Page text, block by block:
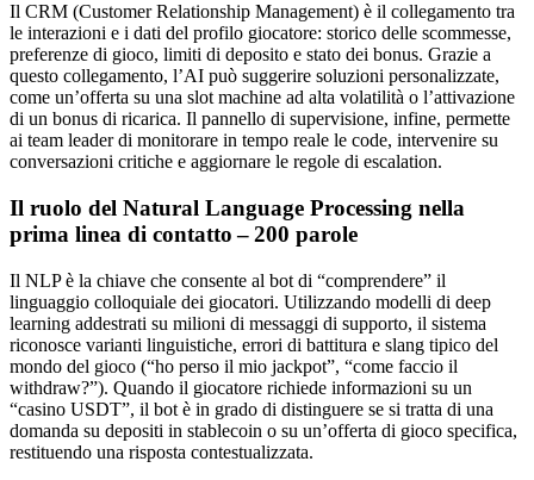
Il CRM (Customer Relationship Management) è il collegamento tra
le interazioni e i dati del profilo giocatore: storico delle scommesse,
preferenze di gioco, limiti di deposito e stato dei bonus. Grazie a
questo collegamento, l’AI può suggerire soluzioni personalizzate,
come un’offerta su una slot machine ad alta volatilità o l’attivazione
di un bonus di ricarica. Il pannello di supervisione, infine, permette
ai team leader di monitorare in tempo reale le code, intervenire su
conversazioni critiche e aggiornare le regole di escalation.
Il ruolo del Natural Language Processing nella
prima linea di contatto – 200 parole
Il NLP è la chiave che consente al bot di “comprendere” il
linguaggio colloquiale dei giocatori. Utilizzando modelli di deep
learning addestrati su milioni di messaggi di supporto, il sistema
riconosce varianti linguistiche, errori di battitura e slang tipico del
mondo del gioco (“ho perso il mio jackpot”, “come faccio il
withdraw?”). Quando il giocatore richiede informazioni su un
“casino USDT”, il bot è in grado di distinguere se si tratta di una
domanda su depositi in stablecoin o su un’offerta di gioco specifica,
restituendo una risposta contestualizzata.